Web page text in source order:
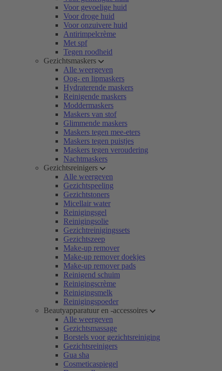
Voor gevoelige huid
Voor droge huid
Voor onzuivere huid
Antirimpelcrème
Met spf
Tegen roodheid
Gezichtsmaskers
Alle weergeven
Oog- en lipmaskers
Hydraterende maskers
Reinigende maskers
Moddermaskers
Maskers van stof
Glimmende maskers
Maskers tegen mee-eters
Maskers tegen puistjes
Maskers tegen veroudering
Nachtmaskers
Gezichtsreinigers
Alle weergeven
Gezichtspeeling
Gezichtstoners
Micellair water
Reinigingsgel
Reinigingsolie
Gezichtreinigingssets
Gezichtszeep
Make-up remover
Make-up remover doekjes
Make-up remover pads
Reinigend schuim
Reinigingscrème
Reinigingsmelk
Reinigingspoeder
Beautyapparatuur en -accessoires
Alle weergeven
Gezichtsmassage
Borstels voor gezichtsreiniging
Gezichtsreinigers
Gua sha
Cosmeticaspiegel